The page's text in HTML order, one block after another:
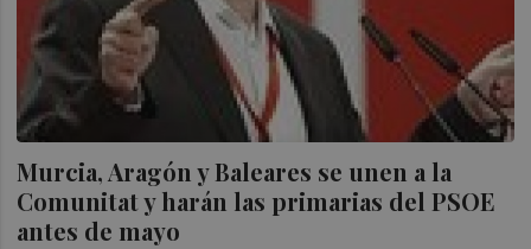
Murcia, Aragón y Baleares se unen a la
Comunitat y harán las primarias del PSOE
antes de mayo